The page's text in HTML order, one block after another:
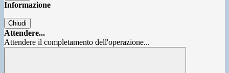
Informazione
Chiudi
Attendere...
Attendere il completamento dell'operazione...